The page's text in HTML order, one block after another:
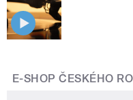
E-SHOP ČESKÉHO